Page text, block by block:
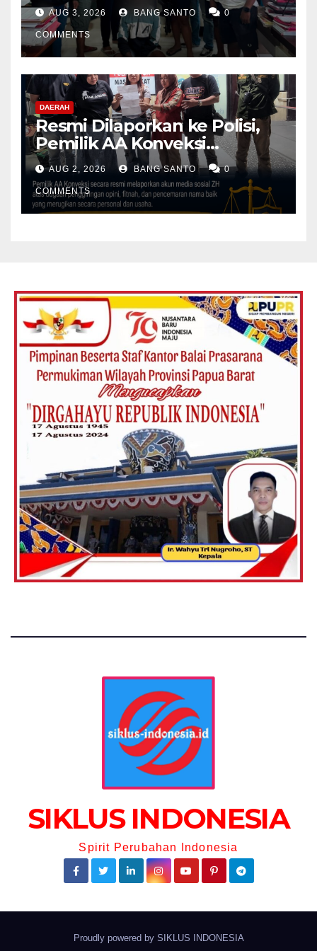
Akhirnya Diamankan Tim
Jatanras Polda Papua Barat
AUG 3, 2026 BANG SANTO 0
COMMENTS
DAERAH
Resmi Dilaporkan ke Polisi,
Pemilik AA Konveksi
Didampingi Tim Advokat
Lentera Netizen Indonesia (L-
NET-ID)
AUG 2, 2026 BANG SANTO 0
COMMENTS
SIKLUS INDONESIA
Spirit Perubahan Indonesia
Proudly powered by SIKLUS INDONESIA